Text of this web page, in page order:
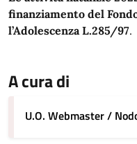
finanziamento del
l’Adolescenza L.285/97.
A cura di
U.O. Webmaster /